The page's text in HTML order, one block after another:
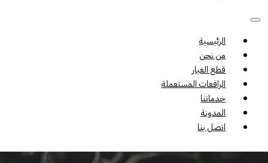
الرئيسية
من نحن
قطع الغيار
الرافعات المستعملة
خدماتنا
المدونة
اتصل بنا